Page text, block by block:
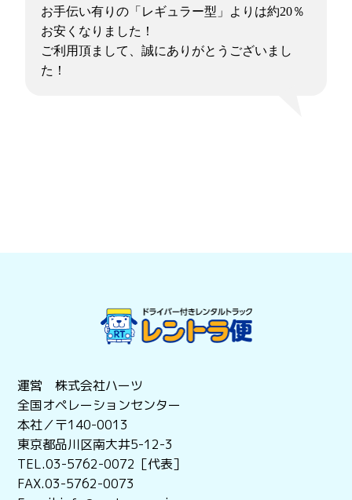
お手伝い有りの「レギュラー型」よりは約20％
お安くなりました！
ご利用頂まして、誠にありがとうございまし
た！
運営 株式会社ハーツ
全国オペレーションセンター
本社／〒140-0013
東京都品川区南大井5-12-3
TEL.03-5762-0072［代表］
FAX.03-5762-0073